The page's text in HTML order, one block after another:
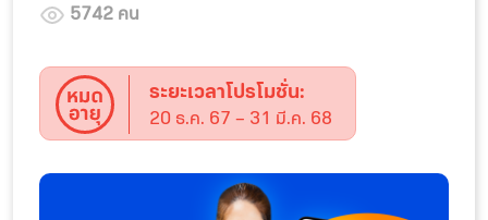
5742 คน
ระยะเวลาโปรโมชั่น:
20 ธ.ค. 67 – 31 มี.ค. 68